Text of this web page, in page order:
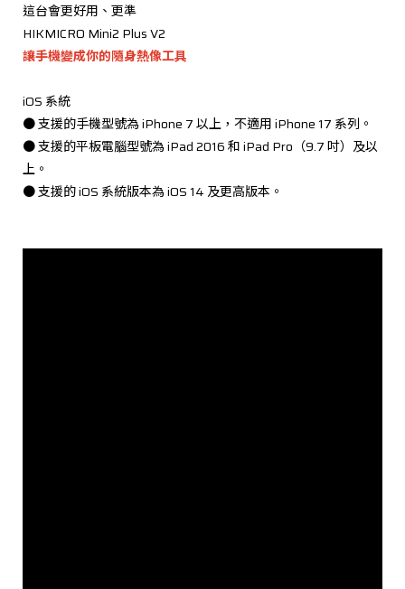
這台會更好用、更準
HIKMICRO Mini2 Plus V2
讓手機變成你的隨身熱像工具
iOS 系統
● 支援的手機型號為 iPhone 7 以上，不適用 iPhone 17 系列。
● 支援的平板電腦型號為 iPad 2016 和 iPad Pro（9.7 吋）及以
上。
● 支援的 iOS 系統版本為 iOS 14 及更高版本。